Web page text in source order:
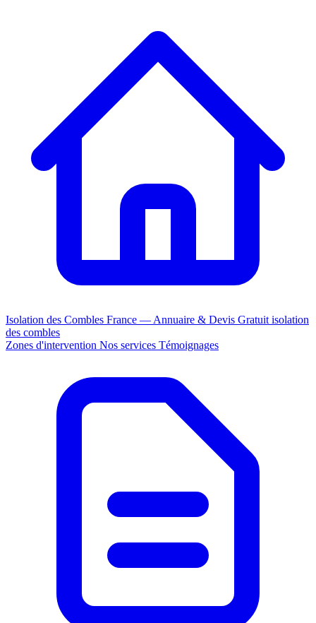
Isolation des Combles France — Annuaire & Devis Gratuit isolation
des combles
Zones d'intervention Nos services Témoignages